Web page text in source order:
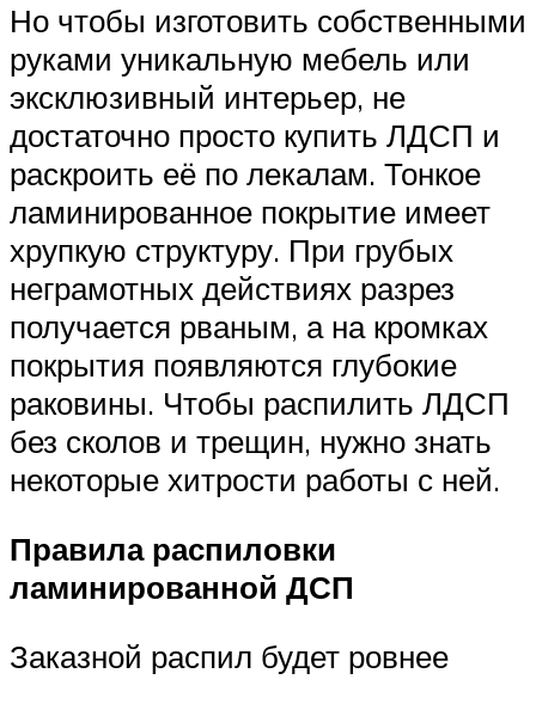
Но чтобы изготовить собственными
руками уникальную мебель или
эксклюзивный интерьер, не
достаточно просто купить ЛДСП и
раскроить её по лекалам. Тонкое
ламинированное покрытие имеет
хрупкую структуру. При грубых
неграмотных действиях разрез
получается рваным, а на кромках
покрытия появляются глубокие
раковины. Чтобы распилить ЛДСП
без сколов и трещин, нужно знать
некоторые хитрости работы с ней.
Правила распиловки
ламинированной ДСП
Заказной распил будет ровнее